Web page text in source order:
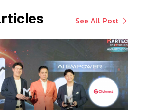
See All Post